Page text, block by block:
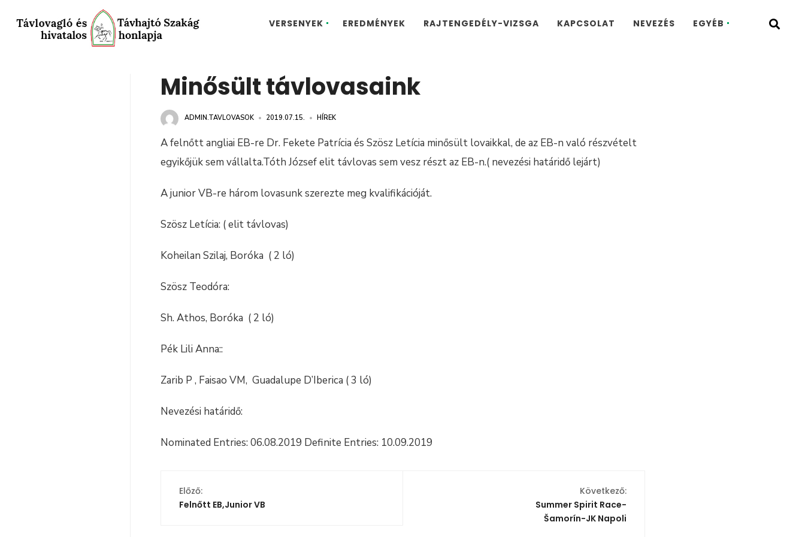
VERSENYEK EREDMÉNYEK RAJTENGEDÉLY-VIZSGA KAPCSOLAT NEVEZÉS EGYÉB
Minősült távlovasaink
ADMIN.TAVLOVASOK • 2019.07.15. • HÍREK
A felnőtt angliai EB-re Dr. Fekete Patrícia és Szösz Letícia minősült lovaikkal, de az EB-n való részvételt
egyikőjük sem vállalta.Tóth József elit távlovas sem vesz részt az EB-n.( nevezési határidő lejárt)
A junior VB-re három lovasunk szerezte meg kvalifikációját.
Szösz Letícia: ( elit távlovas)
Koheilan Szilaj, Boróka ( 2 ló)
Szösz Teodóra:
Sh. Athos, Boróka ( 2 ló)
Pék Lili Anna::
Zarib P , Faisao VM, Guadalupe D’Iberica ( 3 ló)
Nevezési határidő:
Nominated Entries: 06.08.2019 Definite Entries: 10.09.2019
Előző:
Felnőtt EB,Junior VB
Következő:
Summer Spirit Race-
Šamorín-JK Napoli